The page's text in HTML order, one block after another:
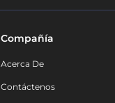
Compañía
Acerca De
Contáctenos